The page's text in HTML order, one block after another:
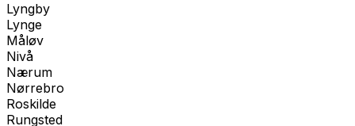
Lyngby
Lynge
Måløv
Nivå
Nærum
Nørrebro
Roskilde
Rungsted